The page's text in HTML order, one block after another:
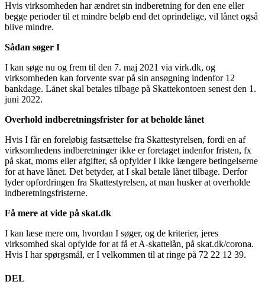
Hvis virksomheden har ændret sin indberetning for den ene eller
begge perioder til et mindre beløb end det oprindelige, vil lånet også
blive mindre.
Sådan søger I
I kan søge nu og frem til den 7. maj 2021 via virk.dk, og
virksomheden kan forvente svar på sin ansøgning indenfor 12
bankdage. Lånet skal betales tilbage på Skattekontoen senest den 1.
juni 2022.
Overhold indberetningsfrister for at beholde lånet
Hvis I får en foreløbig fastsættelse fra Skattestyrelsen, fordi en af
virksomhedens indberetninger ikke er foretaget indenfor fristen, fx
på skat, moms eller afgifter, så opfylder I ikke længere betingelserne
for at have lånet. Det betyder, at I skal betale lånet tilbage. Derfor
lyder opfordringen fra Skattestyrelsen, at man husker at overholde
indberetningsfristerne.
Få mere at vide på skat.dk
I kan læse mere om, hvordan I søger, og de kriterier, jeres
virksomhed skal opfylde for at få et A-skattelån, på skat.dk/corona.
Hvis I har spørgsmål, er I velkommen til at ringe på 72 22 12 39.
DEL